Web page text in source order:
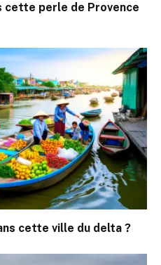
cette perle de Provence
cette ville du delta ?